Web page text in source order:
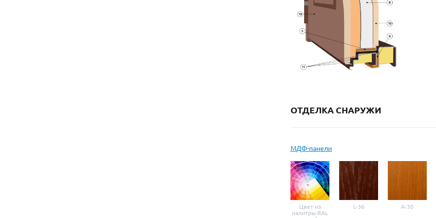
ОТДЕЛКА СНАРУЖИ
МДФ-панели
Цвет из
палитры RAL
L-36 A-30